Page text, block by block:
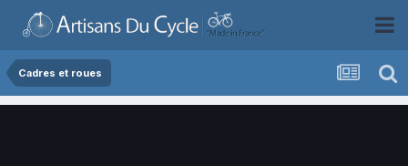
Cadres et roues